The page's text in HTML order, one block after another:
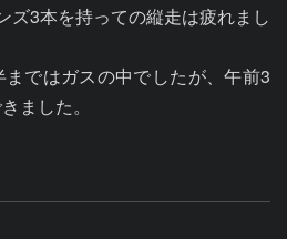
ズ3本を持っての縦走は疲れまし
ではガスの中でしたが、午前3
ました。